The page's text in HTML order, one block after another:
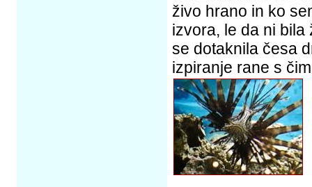
živo hrano in ko
izvora, le da ni bila
se dotaknila česa
izpiranje rane s